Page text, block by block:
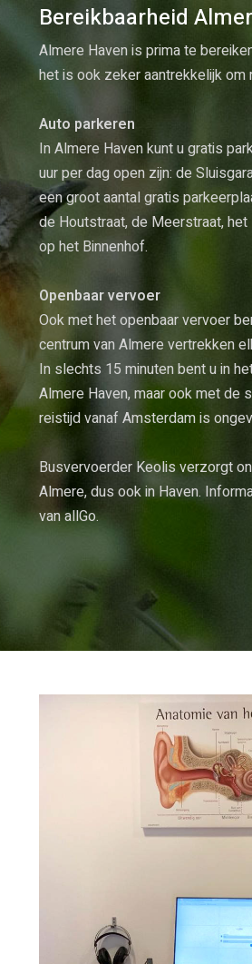
Bereikbaarheid
Almere Haven is prima te
het is ook zeker aantrekkelijk om
Auto parkeren
In Almere Haven kunt u gratis
uur per dag open zijn: de
een groot aantal gratis
de Houtstraat, de Meerstraat,
op het Binnenhof.
Openbaar vervoer
Ook met het openbaar vervoer
centrum van Almere vertrekken
In slechts 15 minuten bent u in
Almere Haven, maar ook met de
reistijd vanaf Amsterdam is
Busvervoerder Keolis verzorgt
Almere, dus ook in Haven.
vanallGo.